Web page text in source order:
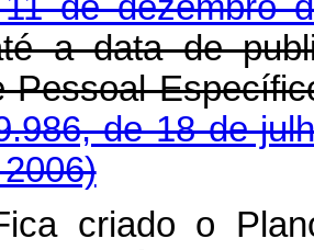
a data de
Pessoal
de 18 de
criado o